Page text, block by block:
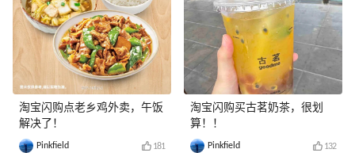
淘宝闪购点老乡鸡外卖，午饭
解决了！
Pinkfield 181
淘宝闪购买古茗奶茶，很划
算！！
Pinkfield 132